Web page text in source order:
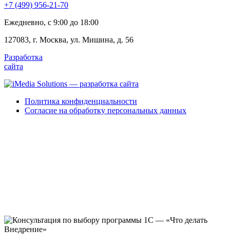
+7 (499) 956-21-70
Ежедневно, c 9:00 до 18:00
127083, г. Москва, ул. Мишина, д. 56
Разработка
сайта
Политика конфиденциальности
Согласие на обработку персональных данных